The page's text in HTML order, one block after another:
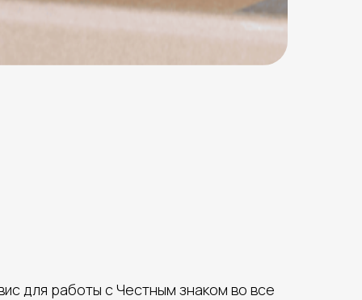
для работы с Честным знаком во все